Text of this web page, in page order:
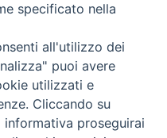
96600690588- Tutti i
specificato nella
all'utilizzo dei
puoi avere
utilizzati e
Cliccando su
proseguirai